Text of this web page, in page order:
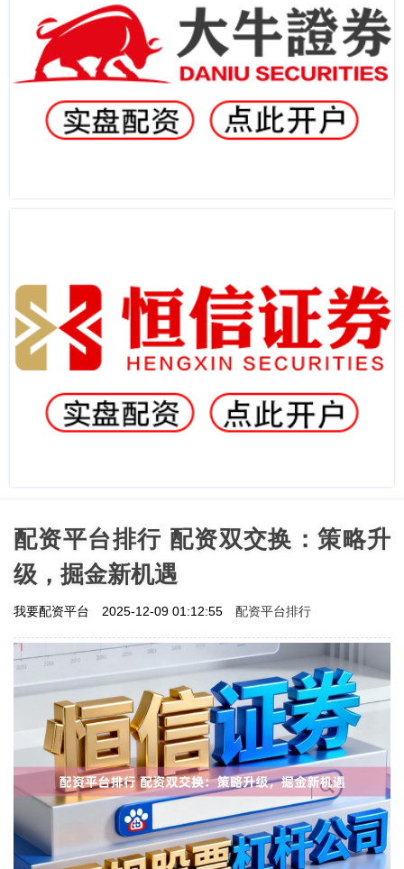
配资平台排行 配资双交换：策略升
级，掘金新机遇
我要配资平台 2025-12-09 01:12:55 配资平台排行